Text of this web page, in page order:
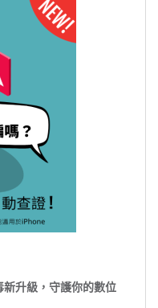
升級，守護你的數位